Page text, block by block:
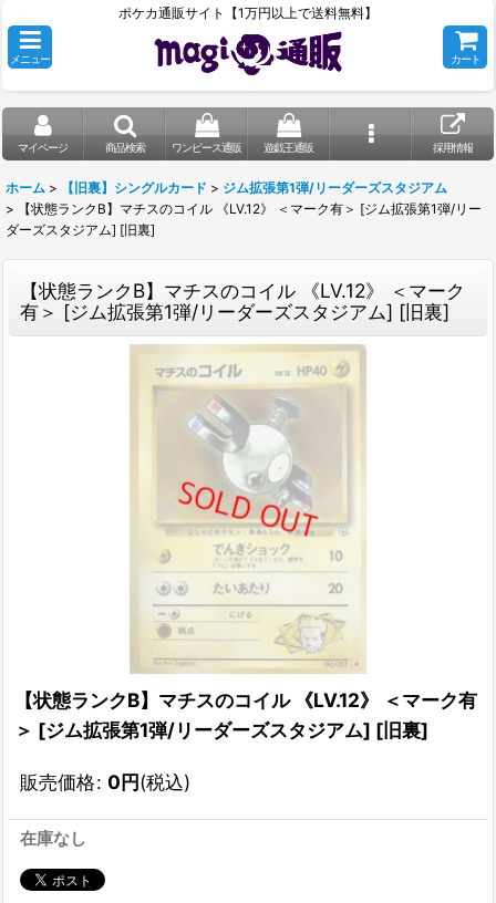
ポケカ通販サイト【1万円以上で送料無料】
メニュー カート
マイページ 商品検索 ワンピース通販 遊戯王通販 採用情報
ホーム > 【旧裏】シングルカード > ジム拡張第1弾/リーダーズスタジアム
>
【状態ランクB】マチスのコイル 《LV.12》 ＜マーク有＞ [ジム拡張第1弾/リー
ダーズスタジアム] [旧裏]
【状態ランクB】マチスのコイル 《LV.12》 ＜マーク
有＞ [ジム拡張第1弾/リーダーズスタジアム] [旧裏]
【状態ランクB】マチスのコイル 《LV.12》 ＜マーク有
＞ [ジム拡張第1弾/リーダーズスタジアム] [旧裏]
販売価格: 0円(税込)
在庫なし